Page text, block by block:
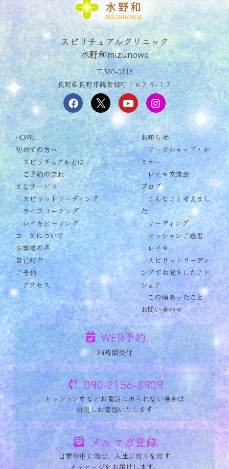
スピリチュアルクリニック
水野和mizunowa
〒380-0813
長野県長野市鶴賀緑町１６２９−１７
HOME
初めての方へ
スピリチュアルとは
ご予約の流れ
主なサービス
スピリットリーディング
ライフコーチング
レイキヒーリング
コースについて
お客様の声
自己紹介
ご予約
アクセス
お知らせ
ワークショップ・セ
ミナー
レイキ交流会
ブログ
こんなこと考えまし
た
リーディング
セッションご感想
レイキ
スピリットリーディ
ングでお聞きしたこと
シェア
この頃あったこと
お問い合わせ
WEB予約
24時間受付
090-2156-8909
セッション中などお電話に出られない場合は
折返しお電話いたします
メルマガ登録
日常の中に潜む、人生に灯りを灯す
メッセージをお届けします。